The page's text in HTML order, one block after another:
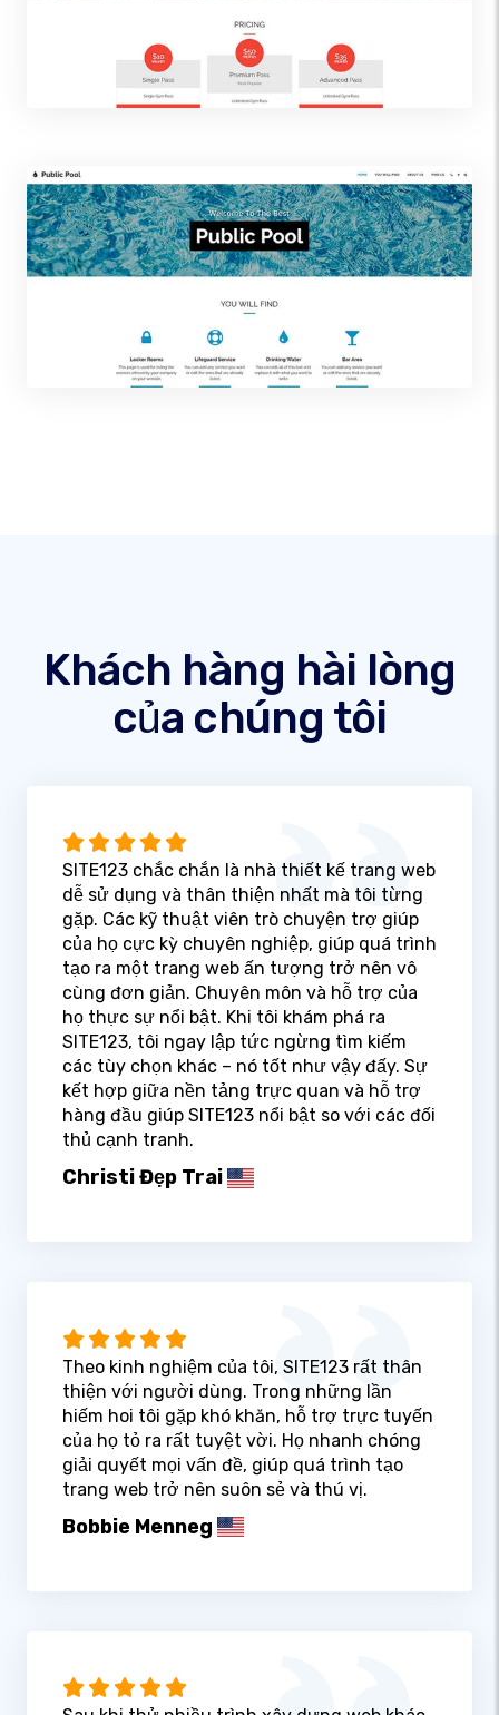
Khách hàng hài lòng
của chúng tôi
SITE123 chắc chắn là nhà thiết kế trang web
dễ sử dụng và thân thiện nhất mà tôi từng
gặp. Các kỹ thuật viên trò chuyện trợ giúp
của họ cực kỳ chuyên nghiệp, giúp quá trình
tạo ra một trang web ấn tượng trở nên vô
cùng đơn giản. Chuyên môn và hỗ trợ của
họ thực sự nổi bật. Khi tôi khám phá ra
SITE123, tôi ngay lập tức ngừng tìm kiếm
các tùy chọn khác – nó tốt như vậy đấy. Sự
kết hợp giữa nền tảng trực quan và hỗ trợ
hàng đầu giúp SITE123 nổi bật so với các đối
thủ cạnh tranh.
Christi Đẹp Trai
Theo kinh nghiệm của tôi, SITE123 rất thân
thiện với người dùng. Trong những lần
hiếm hoi tôi gặp khó khăn, hỗ trợ trực tuyến
của họ tỏ ra rất tuyệt vời. Họ nhanh chóng
giải quyết mọi vấn đề, giúp quá trình tạo
trang web trở nên suôn sẻ và thú vị.
Bobbie Menneg